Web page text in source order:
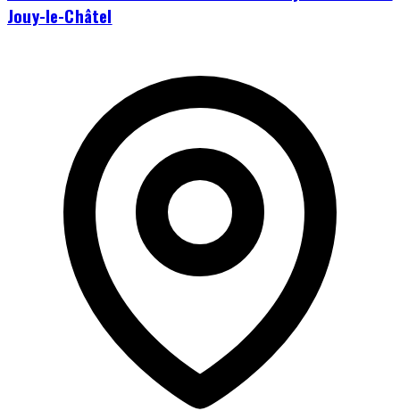
Jouy-le-Châtel